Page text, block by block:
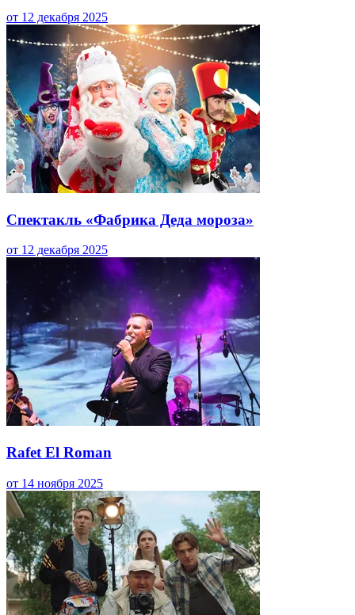
от 12 декабря 2025
Спектакль «Фабрика Деда мороза»
от 12 декабря 2025
Rafet El Roman
от 14 ноября 2025